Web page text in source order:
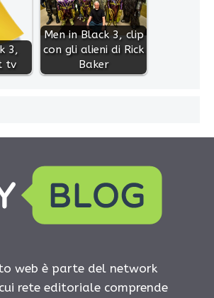
3,
tv
Men in Black 3, clip
con gli alieni di Rick
Baker
web è parte del network
rete editoriale comprende